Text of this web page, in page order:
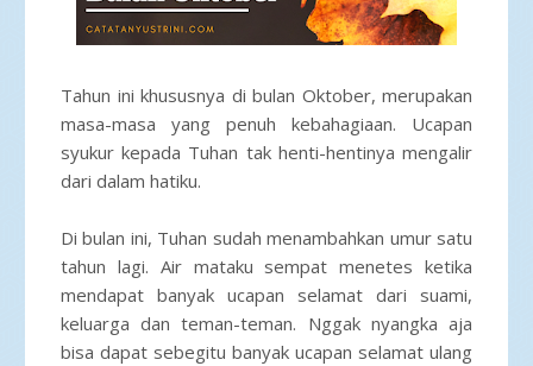
Tahun ini khususnya di bulan Oktober, merupakan
masa-masa yang penuh kebahagiaan. Ucapan
syukur kepada Tuhan tak henti-hentinya mengalir
dari dalam hatiku.
Di bulan ini, Tuhan sudah menambahkan umur satu
tahun lagi. Air mataku sempat menetes ketika
mendapat banyak ucapan selamat dari suami,
keluarga dan teman-teman. Nggak nyangka aja
bisa dapat sebegitu banyak ucapan selamat ulang